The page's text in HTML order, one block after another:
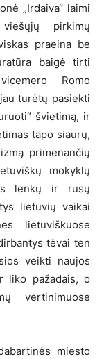
„Irdaiva“ laimi
pirkimų
praeina be
baigė tirti
Romo
turėtų pasiekti
švietimą, ir
tapo siaurų,
primenančių
mokyklų
lenkų ir rusų
lietuvių vaikai
lietuviškuose
tėvai ten
veikti naujos
liko pažadais, o
vertinimuose
miesto